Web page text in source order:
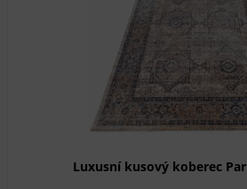
Luxusní kusový koberec